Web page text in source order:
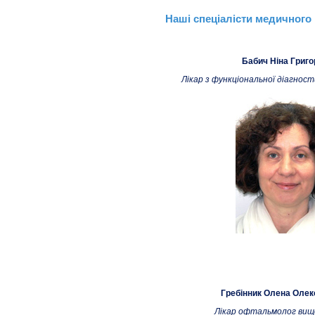
Наші спеціалісти медичного
Бабич Ніна
Лікар з функціональної
Гребінник Олена
Лікар офтальмолог